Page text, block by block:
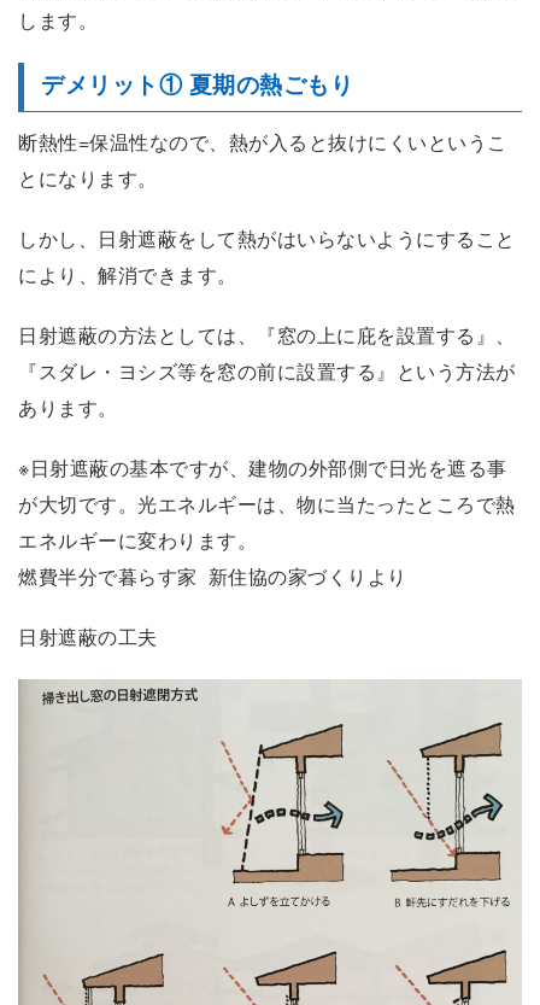
します。
デメリット① 夏期の熱ごもり
断熱性=保温性なので、熱が入ると抜けにくいというこ
とになります。
しかし、日射遮蔽をして熱がはいらないようにすること
により、解消できます。
日射遮蔽の方法としては、『窓の上に庇を設置する』、
『スダレ・ヨシズ等を窓の前に設置する』という方法が
あります。
※日射遮蔽の基本ですが、建物の外部側で日光を遮る事
が大切です。光エネルギーは、物に当たったところで熱
エネルギーに変わります。
燃費半分で暮らす家 新住協の家づくりより
日射遮蔽の工夫